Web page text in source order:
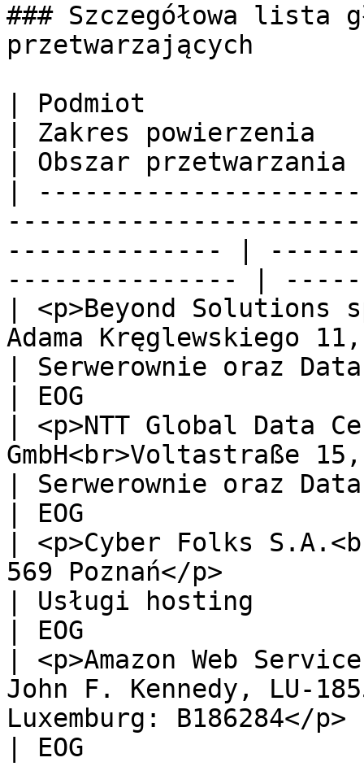
### Szczegółowa lista
przetwarzających
| Podmiot
| Zakres powierzenia
| Obszar
|
-------------- |
--------------- |
| <p>Beyond
Adama Kręglewskiego
| Serwerownie oraz
| EOG
| <p>NTT Global Data
GmbH<br>Voltastraße
| Serwerownie oraz
| EOG
| <p>Cyber Folks
569 Poznań</p>
| Usługi hosting
| EOG
| <p>Amazon Web
John F. Kennedy, LU-
Luxemburg: B186284</